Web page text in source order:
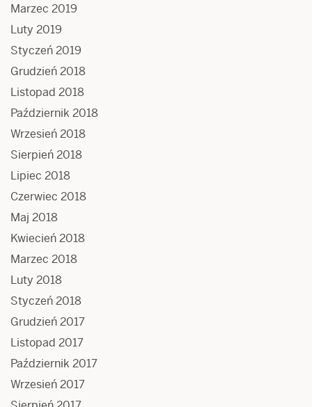
Marzec 2019
Luty 2019
Styczeń 2019
Grudzień 2018
Listopad 2018
Październik 2018
Wrzesień 2018
Sierpień 2018
Lipiec 2018
Czerwiec 2018
Maj 2018
Kwiecień 2018
Marzec 2018
Luty 2018
Styczeń 2018
Grudzień 2017
Listopad 2017
Październik 2017
Wrzesień 2017